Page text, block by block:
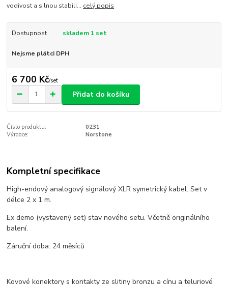
vodivost a silnou stabili... celý popis
Dostupnost skladem 1 set
Nejsme plátci DPH
6 700 Kč/set
Přidat do košíku
Číslo produktu:
0231
Výrobce:
Norstone
Kompletní specifikace
High-endový analogový signálový XLR symetrický kabel. Set v
délce 2 x 1 m.
Ex demo (vystavený set) stav nového setu. Včetně originálního
balení.
Záruční doba: 24 měsíců
Kovové konektory s kontakty ze slitiny bronzu a cínu a teluriové